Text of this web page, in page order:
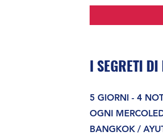
I SEGRETI DI
5 GIORNI - 4
OGNI
BANGKOK /